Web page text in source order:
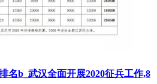
名b_武汉全面开展2020征兵工作,8